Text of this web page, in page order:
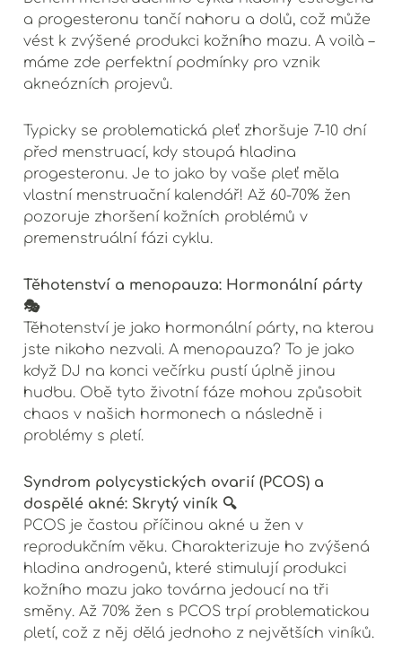
a progesteronu tančí nahoru a dolů, což může
vést k zvýšené produkci kožního mazu. A voilà –
máme zde perfektní podmínky pro vznik
akneózních projevů.
Typicky se problematická pleť zhoršuje 7-10 dní
před menstruací, kdy stoupá hladina
progesteronu. Je to jako by vaše pleť měla
vlastní menstruační kalendář! Až 60-70% žen
pozoruje zhoršení kožních problémů v
premenstruální fázi cyklu.
Těhotenství a menopauza: Hormonální párty
🎭
Těhotenství je jako hormonální párty, na kterou
jste nikoho nezvali. A menopauza? To je jako
když DJ na konci večírku pustí úplně jinou
hudbu. Obě tyto životní fáze mohou způsobit
chaos v našich hormonech a následně i
problémy s pletí.
Syndrom polycystických ovarií (PCOS) a
dospělé akné: Skrytý viník 🔍
PCOS je častou příčinou akné u žen v
reprodukčním věku. Charakterizuje ho zvýšená
hladina androgenů, které stimulují produkci
kožního mazu jako továrna jedoucí na tři
směny. Až 70% žen s PCOS trpí problematickou
pletí, což z něj dělá jednoho z největších viníků.